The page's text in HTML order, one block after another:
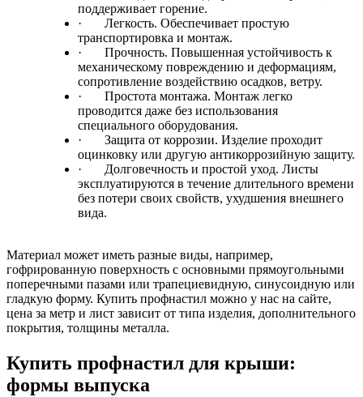
поддерживает горение.
·
Легкость. Обеспечивает простую
транспортировка и монтаж.
·
Прочность. Повышенная устойчивость к
механическому повреждению и деформациям,
сопротивление воздействию осадков, ветру.
·
Простота монтажа. Монтаж легко
проводится даже без использования
специального оборудования.
·
Защита от коррозии. Изделие проходит
оцинковку или другую антикоррозийную защиту.
·
Долговечность и простой уход. Листы
эксплуатируются в течение длительного времени
без потери своих свойств, ухудшения внешнего
вида.
Материал может иметь разные виды, например,
гофрированную поверхность с основными прямоугольными
поперечными пазами или трапециевидную, синусоидную или
гладкую форму. Купить профнастил можно у нас на сайте,
цена за метр и лист зависит от типа изделия, дополнительного
покрытия, толщины металла.
Купить профнастил для крыши:
формы выпуска